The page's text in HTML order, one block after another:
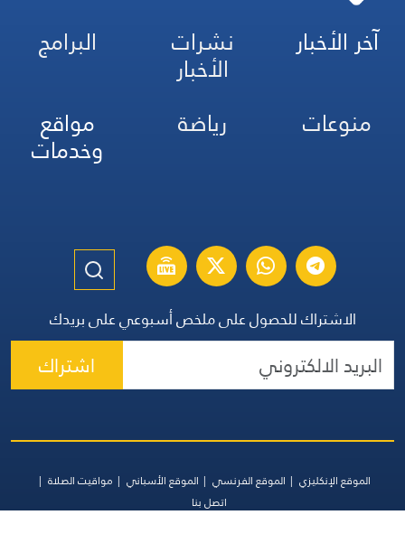
آخر الأخبار نشرات
الأخبار
البرامج
منوعات
رياضة مواقع
وخدمات
الاشتراك للحصول على ملخص أسبوعي على بريدك
اشتراك
الموقع الإنكليزي الموقع الفرنسي الموقع الأسباني
مواقيت الصلاة
اتصل بنا